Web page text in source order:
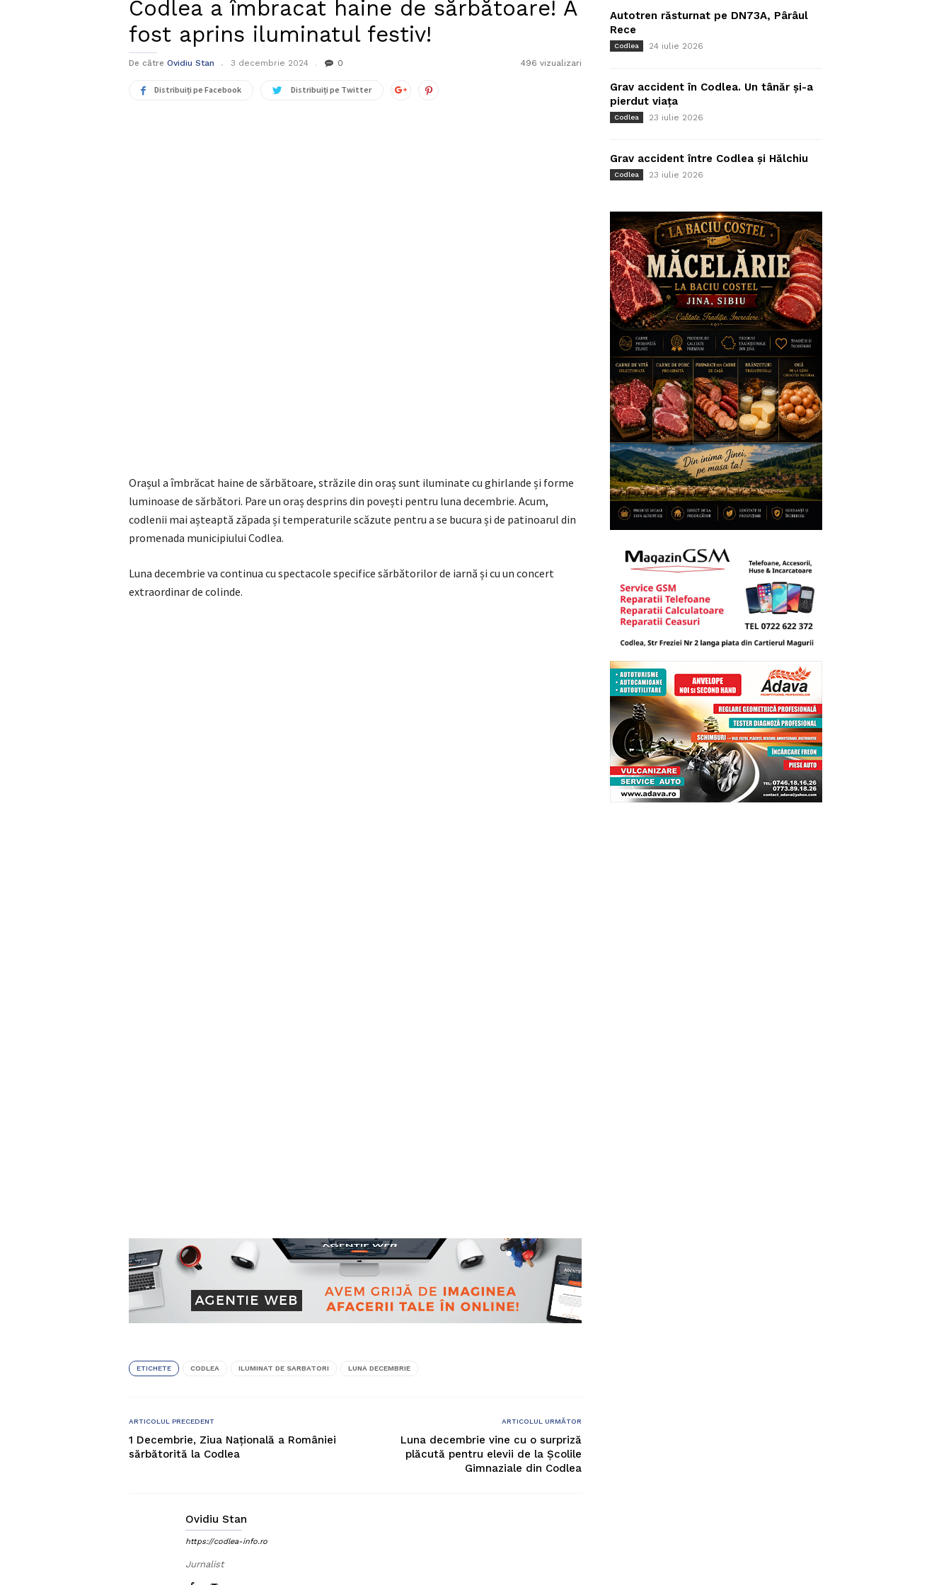
Codlea a îmbracat haine de sărbătoare! A
fost aprins iluminatul festiv!
De către Ovidiu Stan 3 decembrie 2024 0 496 vizualizari
Distribuiți pe Facebook Distribuiți pe Twitter
Orașul a îmbrăcat haine de sărbătoare, străzile din oraș sunt iluminate cu ghirlande și forme
luminoase de sărbători. Pare un oraș desprins din povești pentru luna decembrie. Acum,
codlenii mai așteaptă zăpada și temperaturile scăzute pentru a se bucura și de patinoarul din
promenada municipiului Codlea.
Luna decembrie va continua cu spectacole specifice sărbătorilor de iarnă și cu un concert
extraordinar de colinde.
ETICHETE CODLEA ILUMINAT DE SARBATORI LUNA DECEMBRIE
ARTICOLUL PRECEDENT
1 Decembrie, Ziua Națională a României
sărbătorită la Codlea
ARTICOLUL URMĂTOR
Luna decembrie vine cu o surpriză
plăcută pentru elevii de la Școlile
Gimnaziale din Codlea
Ovidiu Stan
https://codlea-info.ro
Jurnalist
Autotren răsturnat pe DN73A, Pârâul
Rece
Codlea 24 iulie 2026
Grav accident în Codlea. Un tânăr și-a
pierdut viața
Codlea 23 iulie 2026
Grav accident între Codlea și Hălchiu
Codlea 23 iulie 2026